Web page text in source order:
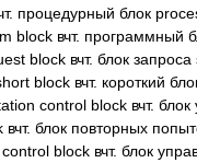
процедурный блок
block вчт. программный
block вчт. блок
block вчт. короткий
control block вчт. блок
блок повторных
block вчт. блок